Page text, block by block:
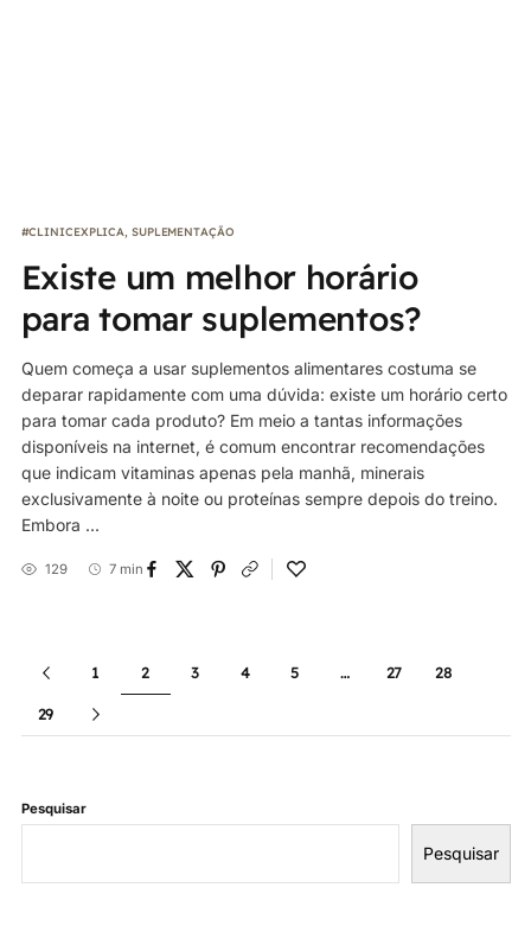
#CLINICEXPLICA SUPLEMENTAÇÃO
Existe um melhor horário
para tomar suplementos?
Quem começa a usar suplementos alimentares costuma se
deparar rapidamente com uma dúvida: existe um horário certo
para tomar cada produto? Em meio a tantas informações
disponíveis na internet, é comum encontrar recomendações
que indicam vitaminas apenas pela manhã, minerais
exclusivamente à noite ou proteínas sempre depois do treino.
Embora ...
129 7 min
1 2 3 4 5 … 27 28
29
Pesquisar
Pesquisar